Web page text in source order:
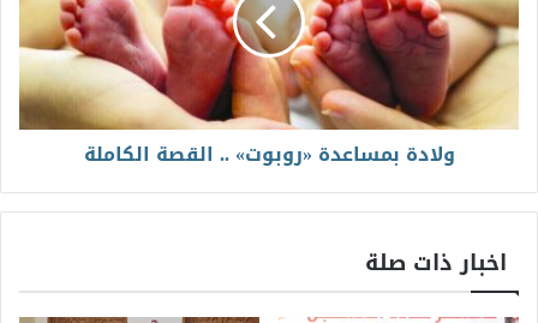
ولادة بمساعدة «روبوت» .. القصة الكاملة
اخبار ذات صلة